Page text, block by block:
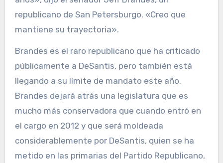
republicano de San Petersburgo. «Creo que
mantiene su trayectoria».
Brandes es el raro republicano que ha criticado
públicamente a DeSantis, pero también está
llegando a su límite de mandato este año.
Brandes dejará atrás una legislatura que es
mucho más conservadora que cuando entró en
el cargo en 2012 y que será moldeada
considerablemente por DeSantis, quien se ha
metido en las primarias del Partido Republicano,